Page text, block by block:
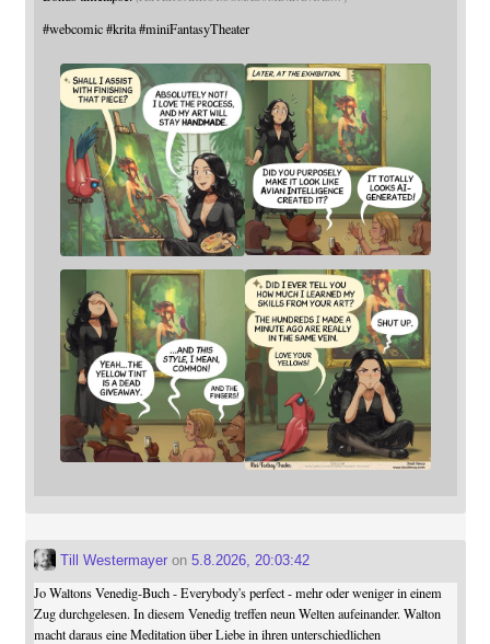
#webcomic #krita #miniFantasyTheater
Till Westermayeron 5.8.2026, 20:03:42
Jo Waltons Venedig-Buch - Everybody's perfect - mehr oder weniger in einem
Zug durchgelesen. In diesem Venedig treffen neun Welten aufeinander. Walton
macht daraus eine Meditation über Liebe in ihren unterschiedlichen